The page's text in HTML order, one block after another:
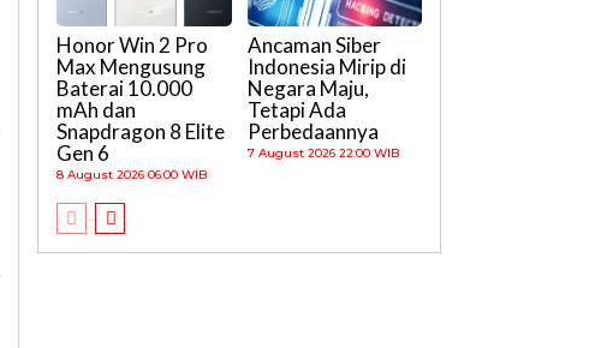
Honor Win 2 Pro
Max Mengusung
Baterai 10.000
mAh dan
Snapdragon 8 Elite
Gen 6
8 August 2026 06:00 WIB
Ancaman Siber
Indonesia Mirip di
Negara Maju,
Tetapi Ada
Perbedaannya
7 August 2026 22:00 WIB